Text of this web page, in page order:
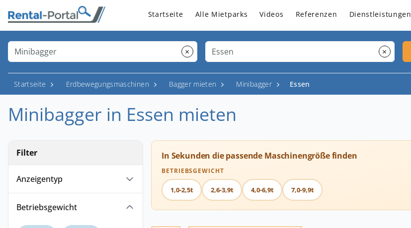
Startseite Alle Mietparks Videos Referenzen Dienstleistungen
× ×
Startseite Erdbewegungsmaschinen Bagger mieten Minibagger Essen
Minibagger in Essen mieten
Filter
Anzeigentyp
Betriebsgewicht
In Sekunden die passende Maschinengröße finden
BETRIEBSGEWICHT
1,0-2,5t 2,6-3,9t 4,0-6,9t 7,0-9,9t